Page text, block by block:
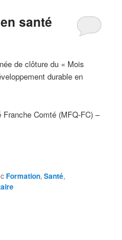
santé
de clôture du « Mois
durable en
Comté (MFQ-FC) –
Formation,Santé,